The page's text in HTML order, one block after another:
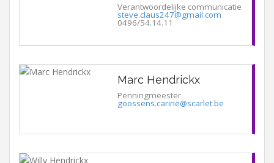
Verantwoordelijke communicatie
steve.claus247@gmail.com
0496/54.14.11
Marc Hendrickx
Penningmeester
goossens.carine@scarlet.be